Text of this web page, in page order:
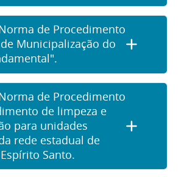
Norma de Procedimento
Municipalização do
Norma de Procedimento
de limpeza e
para unidades
rede estadual de
Santo.